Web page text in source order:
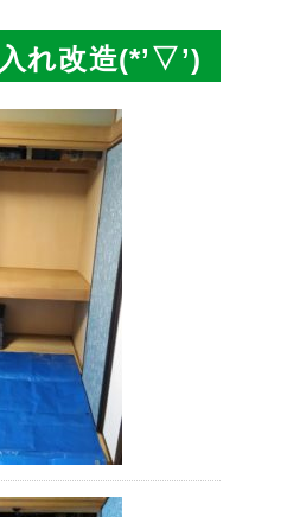
れ改造(*’▽’)